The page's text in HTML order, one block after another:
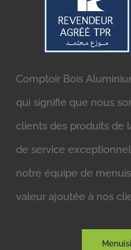
Comptoir Bois
qui signifie que nous
clients des produits de
de service
notre équipe de
valeur ajoutée à nos